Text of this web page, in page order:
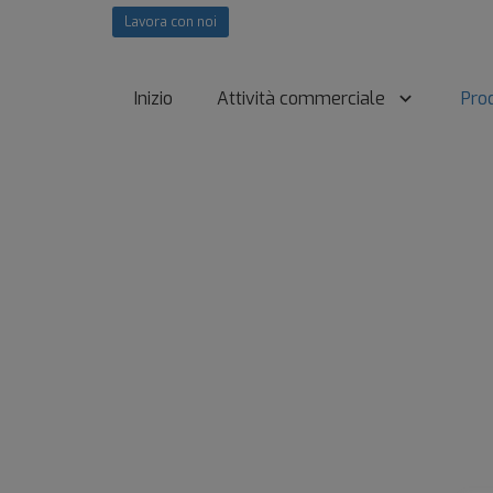
Lavora con noi
Inizio Attività commerciale